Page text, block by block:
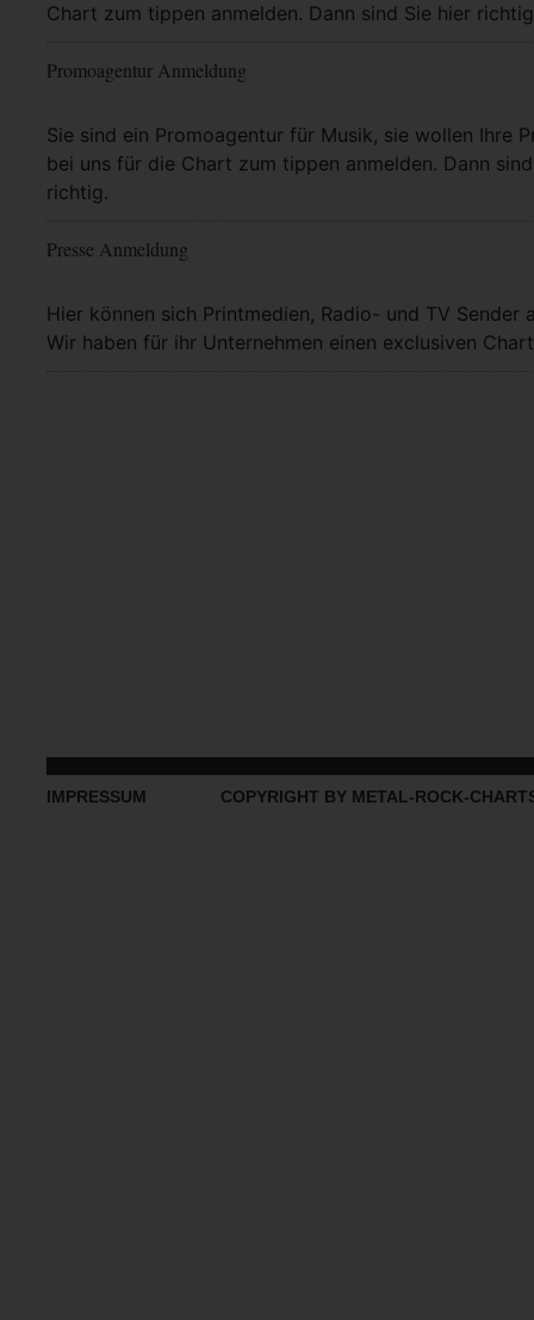
Chart zum tippen anmelden. Dann sind Sie hier
Promoagentur Anmeldung
Sie sind ein Promoagentur für Musik, sie wollen Ihre
bei uns für die Chart zum tippen anmelden. Dann
richtig.
Mehr Info
Presse Anmeldung
Hier können sich Printmedien, Radio- und TV Sender
Wir haben für ihr Unternehmen einen exclusiven
Mehr Info
IMPRESSUM COPYRIGHT BY METAL-ROCK-